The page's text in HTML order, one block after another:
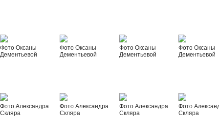
Фото Оксаны
Дементьевой
Фото Оксаны
Дементьевой
Фото Оксаны
Дементьевой
Фото Оксаны
Дементьевой
Фото Александра
Скляра
Фото Александра
Скляра
Фото Александра
Скляра
Фото
Скляра